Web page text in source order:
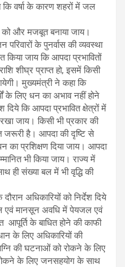
कि वर्षा के कारण शहरों में जल
और मजबूत बनाया जाय।
के पुनर्वास की व्यवस्था
जाय कि आपदा प्रभावितों
शीघ्र प्राप्त हो, इसमें किसी
मुख्यमंत्री ने कहा कि
के लिए धन का अभाव नहीं होने
दिये कि आपदा प्रभावित क्षेत्रों में
रखा जाय। किसी भी प्रकार की
है। आपदा की दृष्टि से
का प्रशिक्षण दिया जाय। आपदा
भी किया जाय। राज्य में
संख्या बल में भी वृद्धि की
अधिकारियों को निर्देश दिये
एवं मानसून अवधि में पेयजल एवं
आपूर्ति के बाधित होने की काफी
के लिए अधिकारियों की
की घटनाओं को रोकने के लिए
के लिए जनसहयोग के साथ